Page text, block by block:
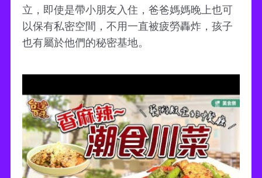
立，即使是帶小朋友入住，爸爸媽媽晚上也可
以保有私密空間，不用一直被疲勞轟炸，孩子
也有屬於他們的秘密基地。